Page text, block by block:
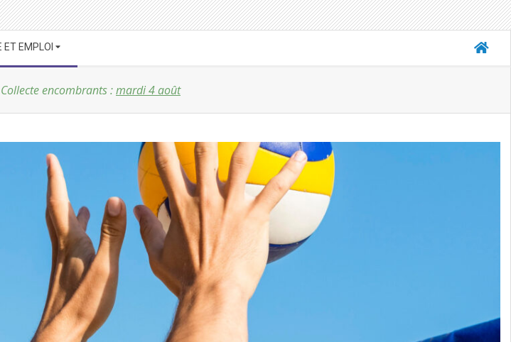
ET EMPLOI
encombrants :mardi 4 août